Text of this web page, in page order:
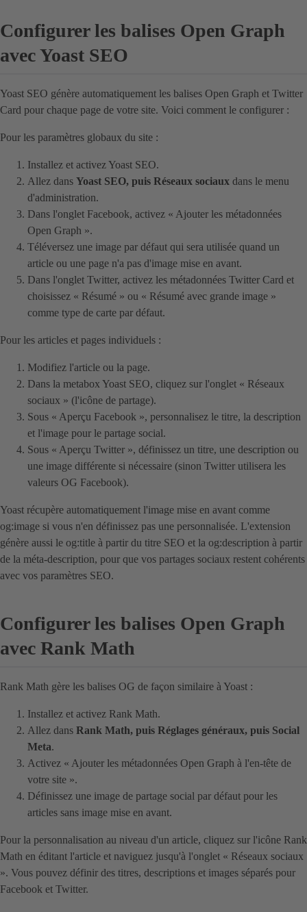
Configurer les balises Open Graph
avec Yoast SEO
Yoast SEO génère automatiquement les balises Open Graph et Twitter
Card pour chaque page de votre site. Voici comment le configurer :
Pour les paramètres globaux du site :
Installez et activez Yoast SEO.
Allez dans Yoast SEO, puis Réseaux sociaux dans le menu
d'administration.
Dans l'onglet Facebook, activez « Ajouter les métadonnées
Open Graph ».
Téléversez une image par défaut qui sera utilisée quand un
article ou une page n'a pas d'image mise en avant.
Dans l'onglet Twitter, activez les métadonnées Twitter Card et
choisissez « Résumé » ou « Résumé avec grande image »
comme type de carte par défaut.
Pour les articles et pages individuels :
Modifiez l'article ou la page.
Dans la metabox Yoast SEO, cliquez sur l'onglet « Réseaux
sociaux » (l'icône de partage).
Sous « Aperçu Facebook », personnalisez le titre, la description
et l'image pour le partage social.
Sous « Aperçu Twitter », définissez un titre, une description ou
une image différente si nécessaire (sinon Twitter utilisera les
valeurs OG Facebook).
Yoast récupère automatiquement l'image mise en avant comme
og:image si vous n'en définissez pas une personnalisée. L'extension
génère aussi le og:title à partir du titre SEO et la og:description à partir
de la méta-description, pour que vos partages sociaux restent cohérents
avec vos paramètres SEO.
Configurer les balises Open Graph
avec Rank Math
Rank Math gère les balises OG de façon similaire à Yoast :
Installez et activez Rank Math.
Allez dans Rank Math, puis Réglages généraux, puis Social
Meta.
Activez « Ajouter les métadonnées Open Graph à l'en-tête de
votre site ».
Définissez une image de partage social par défaut pour les
articles sans image mise en avant.
Pour la personnalisation au niveau d'un article, cliquez sur l'icône Rank
Math en éditant l'article et naviguez jusqu'à l'onglet « Réseaux sociaux
». Vous pouvez définir des titres, descriptions et images séparés pour
Facebook et Twitter.